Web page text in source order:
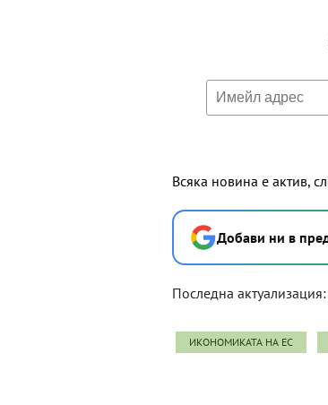
Всяка новина е актив,
Добави ни в
Последна актуализация:
ИКОНОМИКАТА НА ЕС